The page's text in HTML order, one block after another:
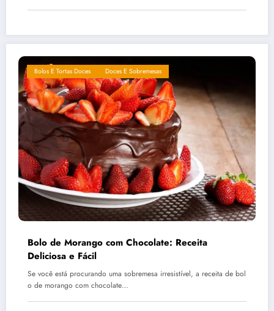
Bolos E Tortas Doces Doces E Sobremesas
Bolo de Morango com Chocolate: Receita
Deliciosa e Fácil
Se você está procurando uma sobremesa irresistível, a receita de bol
o de morango com chocolate…